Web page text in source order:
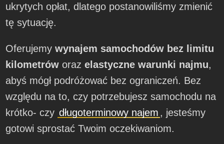
ukrytych opłat, dlatego postanowiliśmy zmienić
tę sytuację.
Oferujemywynajem samochodów bez limitu
kilometrów orazelastyczne warunki najmu,
abyś mógł podróżować bez ograniczeń. Bez
względu na to, czy potrzebujesz samochodu na
krótko- czy długoterminowy najem , jesteśmy
gotowi sprostać Twoim oczekiwaniom.